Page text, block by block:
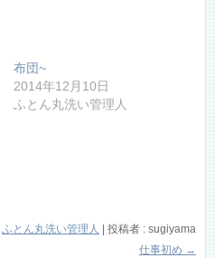
布団~
2014年12月10日
ふとん丸洗い管理人
ふとん丸洗い管理人
投稿者 : sugiyama
仕事初め →